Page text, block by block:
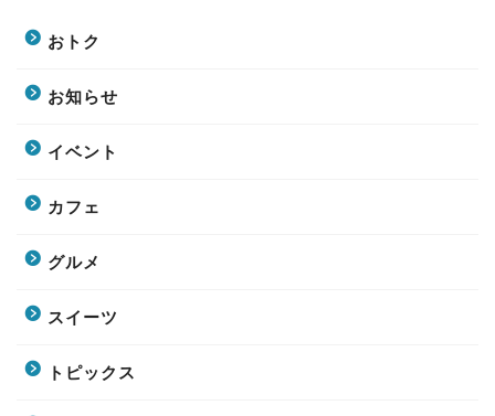
おトク
お知らせ
イベント
カフェ
グルメ
スイーツ
トピックス